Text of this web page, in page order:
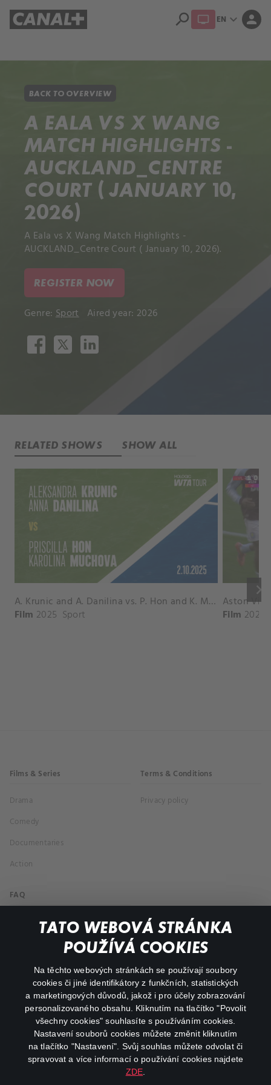
TATO WEBOVÁ STRÁNKA
POUŽÍVÁ COOKIES
Na těchto webových stránkách se používají soubory
cookies či jiné identifikátory z funkčních, statistických
a marketingových důvodů, jakož i pro účely zobrazování
personalizovaného obsahu. Kliknutím na tlačítko "Povolit
všechny cookies" souhlasíte s používáním cookies.
Nastavení souborů cookies můžete změnit kliknutím
na tlačítko "Nastavení". Svůj souhlas můžete odvolat či
spravovat a více informací o používání cookies najdete
ZDE
search EN expand_more person
BACK TO OVERVIEW
A EALA VS X WANG
MATCH HIGHLIGHTS -
AUCKLAND_CENTRE
COURT ( JANUARY 10,
2026)
A Eala vs X Wang Match Highlights -
AUCKLAND_Centre Court ( January 10, 2026).
REGISTER NOW
Genre: Sport Aired year: 2026
RELATED SHOWS SHOW ALL
keyboard_arrow_right
A. Krunic and A. Danilina vs. P. Hon and K. Muchova Match Highlights - BEIJING_Capital Group Diamond ( October 02, 2025)
Film 2025 Sport Film 2026
Films & Series
Drama
Comedy
Documentaries
Action
Terms & Conditions
Privacy policy
FAQ
My profile
facebookinstagram
youtube